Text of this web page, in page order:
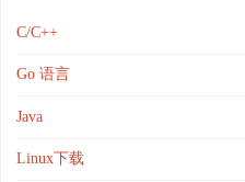
C/C++
Go 语言
Java
Linux下载